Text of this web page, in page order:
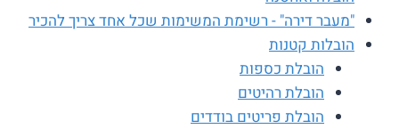
"מעבר דירה" - רשימת המשימות שכל אחד צריך להכיר
הובלות קטנות
הובלת כספות
הובלת רהיטים
הובלת פריטים בודדים